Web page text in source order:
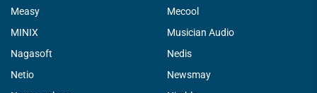
Measy
Mecool
MINIX
Musician Audio
Nagasoft
Nedis
Netio
Newsmay